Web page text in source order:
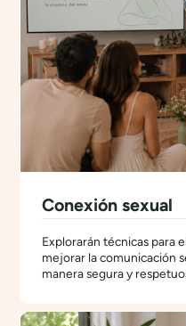
Conexión sexual
Explorarán técnicas para
mejorar la comunicación
manera segura y